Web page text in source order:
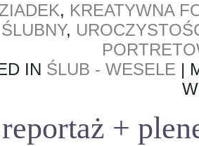
, KREATYWNA
,
IN ŚLUB - WESELE |
+